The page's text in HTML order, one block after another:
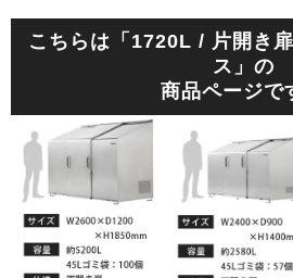
こちらは「1720L / 片開き
ス」の
商品ページで